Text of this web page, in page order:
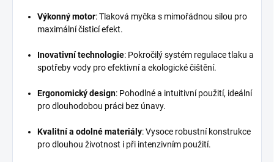
Výkonný motor: Tlaková myčka s mimořádnou silou pro
maximální čisticí efekt.
Inovativní technologie: Pokročilý systém regulace tlaku a
spotřeby vody pro efektivní a ekologické čištění.
Ergonomický design: Pohodlné a intuitivní použití, ideální
pro dlouhodobou práci bez únavy.
Kvalitní a odolné materiály: Vysoce robustní konstrukce
pro dlouhou životnost i při intenzivním použití.